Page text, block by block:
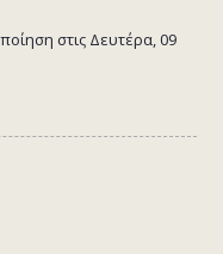
στις Δευτέρα, 09